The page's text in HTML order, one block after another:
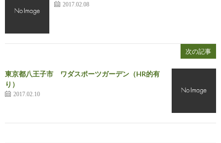
2017.02.08
次の記事
東京都八王子市 ワダスポーツガーデン（HR的有
り）
2017.02.10